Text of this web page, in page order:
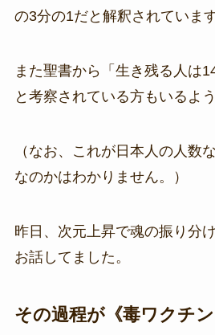
の3分の1だと解釈されています
また聖書から「生き残る人は
と考察されている方もいるよう
（なお、これが日本人の人数
なのかはわかりません。）
昨日、次元上昇で魂の振り分
お話してました。
その過程が《毒ワクチ